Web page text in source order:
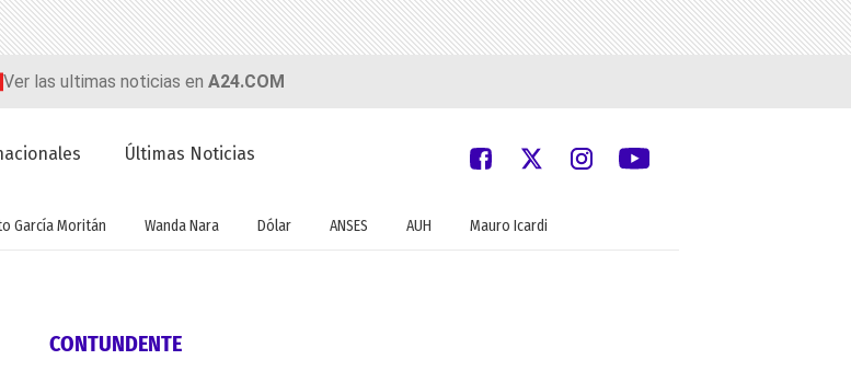
Ver las ultimas noticias en A24.COM
Últimas Noticias
García Moritán Wanda Nara Dólar ANSES AUH Mauro Icardi
CONTUNDENTE